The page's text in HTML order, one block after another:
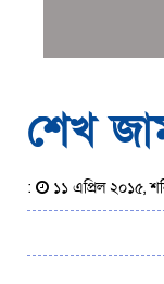
শেখ
: ১১ এপ্রিল ২০১৫,